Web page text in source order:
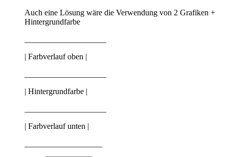
Auch eine Lösung wäre die Verwendung von 2 Grafiken +
Hintergrundfarbe
| Farbverlauf oben |
| Hintergrundfarbe |
| Farbverlauf unten |